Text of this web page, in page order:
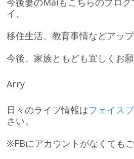
イ、
移住生活、教育事情などアッ
今後、家族ともども宜しくお願
Arry
日々のライブ情報はフェイス
さい。
※FBにアカウントがなくても